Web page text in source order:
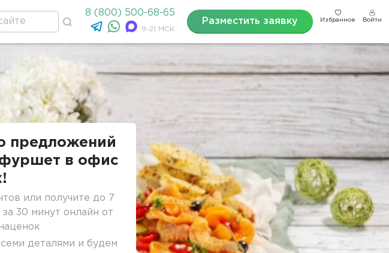
8 (800) 500-68-65
9-21 МСК
Разместить заявку Избранное Войти
предложений
в офис
или получите до 7
30 минут онлайн от
деталями и будем